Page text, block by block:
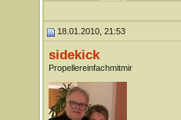
18.01.2010, 21:53
sidekick
Propellereinfachmitmir